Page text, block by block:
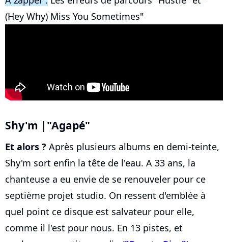
(Hey Why) Miss You Sometimes"
Shy'm |"Agapé"
Et alors ? Après plusieurs albums en demi-teinte,
Shy'm sort enfin la tête de l'eau. A 33 ans, la
chanteuse a eu envie de se renouveler pour ce
septième projet studio. On ressent d'emblée à
quel point ce disque est salvateur pour elle,
comme il l'est pour nous. En 13 pistes, et